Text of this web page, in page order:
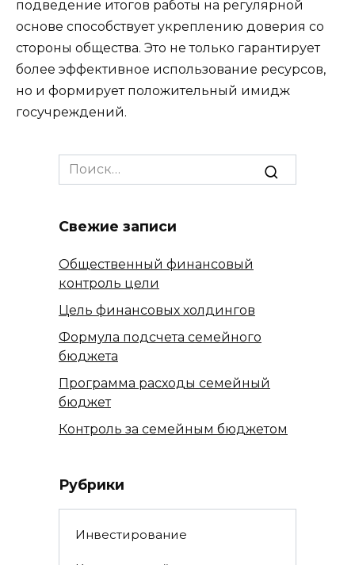
подведение итогов работы на регулярной
основе способствует укреплению доверия со
стороны общества. Это не только гарантирует
более эффективное использование ресурсов,
но и формирует положительный имидж
госучреждений.
Search
for:
Свежие записи
Общественный финансовый
контроль цели
Цель финансовых холдингов
Формула подсчета семейного
бюджета
Программа расходы семейный
бюджет
Контроль за семейным бюджетом
Рубрики
Инвестирование